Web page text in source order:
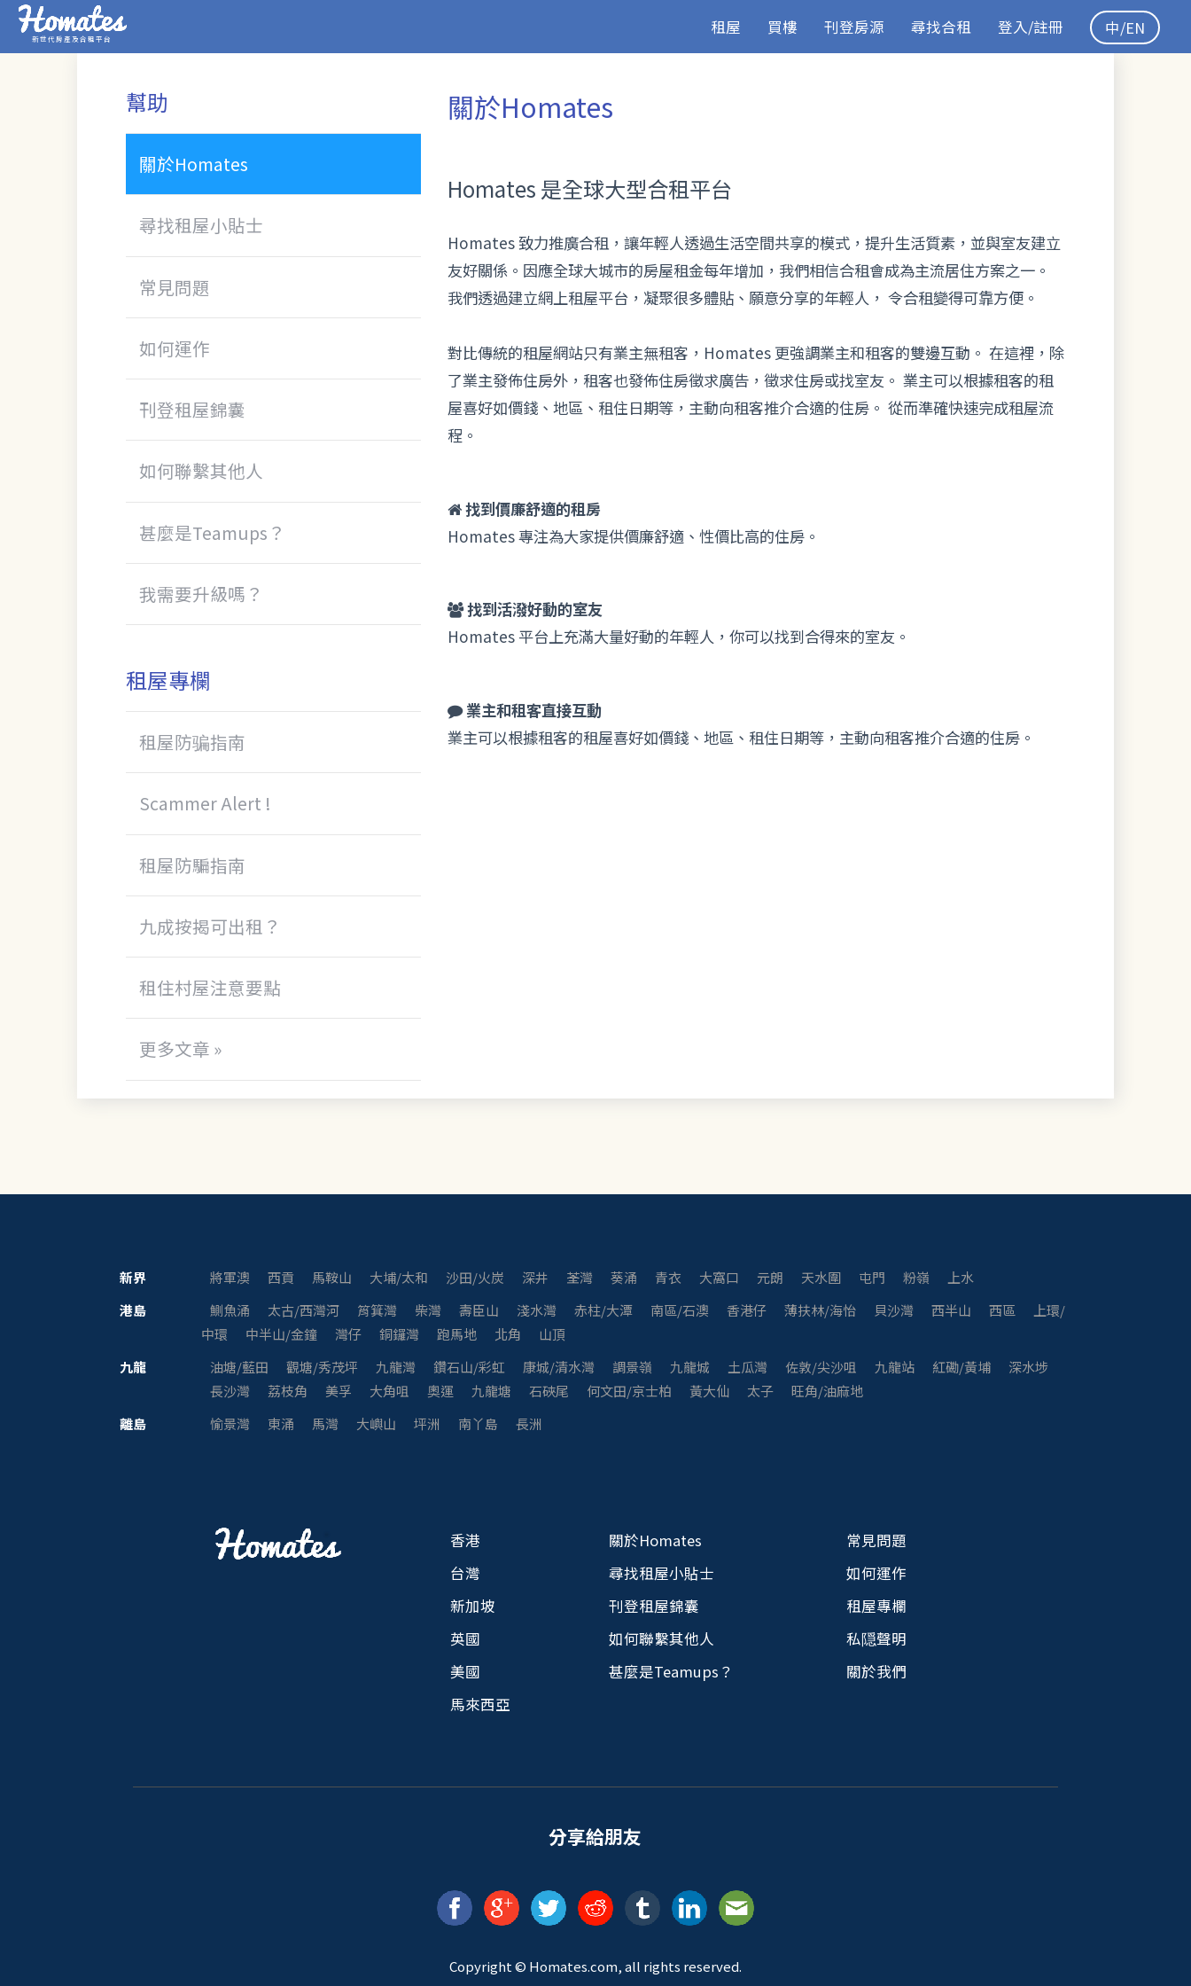
新世代房產及合租平台
租屋 買樓 刊登房源 尋找合租 登入/註冊 中/EN
幫助
關於Homates
尋找租屋小貼士
常見問題
如何運作
刊登租屋錦囊
如何聯繫其他人
甚麼是Teamups？
我需要升級嗎？
租屋專欄
租屋防骗指南
Scammer Alert !
租屋防騙指南
九成按揭可出租？
租住村屋注意要點
更多文章 »
關於Homates
Homates 是全球大型合租平台
Homates 致力推廣合租，讓年輕人透過生活空間共享的模式，提升生活質素，並與室友建立
友好關係。因應全球大城市的房屋租金每年增加，我們相信合租會成為主流居住方案之一。
我們透過建立網上租屋平台，凝聚很多體貼、願意分享的年輕人， 令合租變得可靠方便。
對比傳統的租屋網站只有業主無租客，Homates 更強調業主和租客的雙邊互動。 在這裡，除
了業主發佈住房外，租客也發佈住房徵求廣告，徵求住房或找室友。 業主可以根據租客的租
屋喜好如價錢、地區、租住日期等，主動向租客推介合適的住房。 從而準確快速完成租屋流
程。
找到價廉舒適的租房
Homates 專注為大家提供價廉舒適、性價比高的住房。
找到活潑好動的室友
Homates 平台上充滿大量好動的年輕人，你可以找到合得來的室友。
業主和租客直接互動
業主可以根據租客的租屋喜好如價錢、地區、租住日期等，主動向租客推介合適的住房。
新界 將軍澳 西貢 馬鞍山 大埔/太和 沙田/火炭 深井 荃灣 葵涌 青衣 大窩口 元朗 天水圍 屯門 粉嶺
上水
港島
鰂魚涌 太古/西灣河 筲箕灣 柴灣 壽臣山 淺水灣 赤柱/大潭 南區/石澳 香港仔 薄扶林/海怡 貝沙灣 西半山 西區
上環/
中環
中半山/金鐘 灣仔 銅鑼灣 跑馬地 北角
山頂
九龍
油塘/藍田 觀塘/秀茂坪 九龍灣 鑽石山/彩虹 康城/清水灣 調景嶺 九龍城 土瓜灣 佐敦/尖沙咀 九龍站 紅磡/黃埔
深水埗
長沙灣
荔枝角 美孚 大角咀 奧運 九龍塘 石硤尾 何文田/京士柏 黃大仙 太子
旺角/油麻地
離島
愉景灣 東涌 馬灣 大嶼山 坪洲 南丫島 長洲
香港
台灣
新加坡
英國
美國
馬來西亞
關於Homates
尋找租屋小貼士
刊登租屋錦囊
如何聯繫其他人
甚麼是Teamups？
常見問題
如何運作
租屋專欄
私隠聲明
關於我們
分享給朋友
Copyright © Homates.com, all rights reserved.